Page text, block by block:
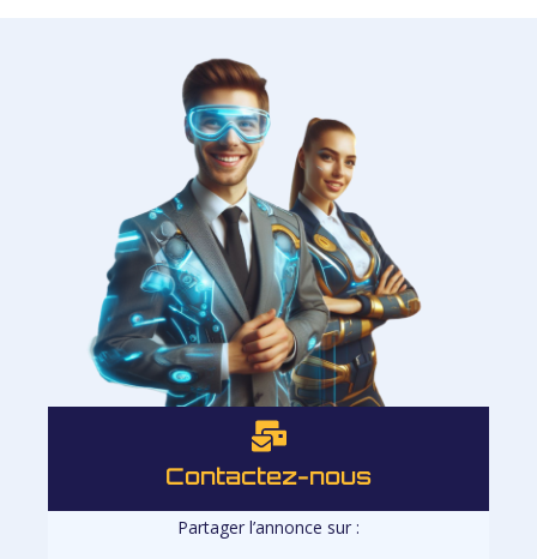
Contactez-nous
Partager l’annonce sur :